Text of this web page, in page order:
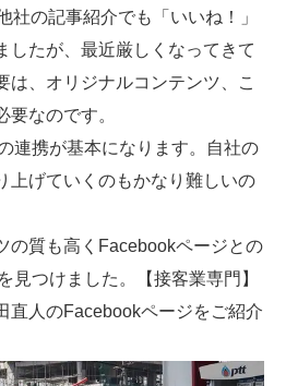
社の記事紹介でも「いいね！」
したが、最近厳しくなってきて
は、オリジナルコンテンツ、こ
要なのです。
連携が基本になります。自社の
上げていくのもかなり難しいの
の質も高くFacebookページとの
見つけました。【接客業専門】
人のFacebookページをご紹介